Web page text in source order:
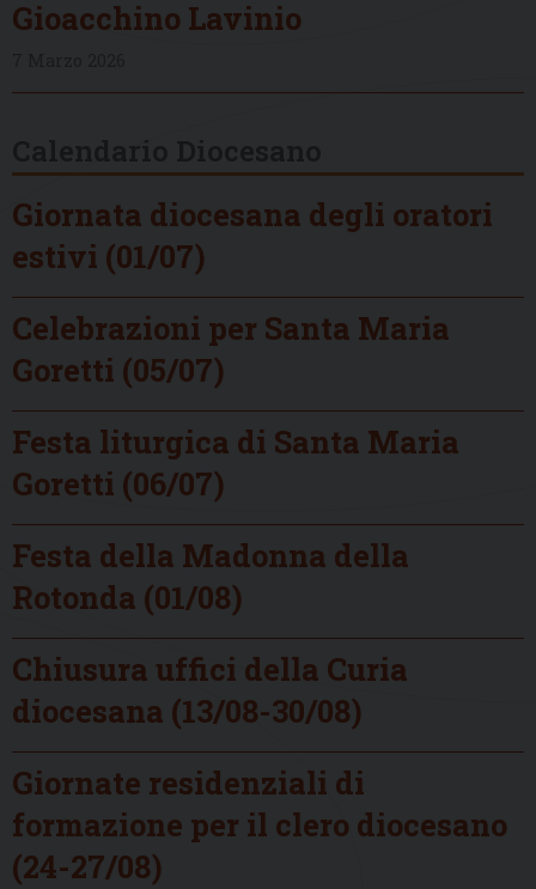
Gioacchino Lavinio
Giornata diocesana degli oratori
estivi (01/07)
Celebrazioni per Santa Maria
Goretti (05/07)
Festa liturgica di Santa Maria
Goretti (06/07)
Festa della Madonna della
Rotonda (01/08)
Chiusura uffici della Curia
diocesana (13/08-30/08)
Giornate residenziali di
formazione per il clero diocesano
(24-27/08)